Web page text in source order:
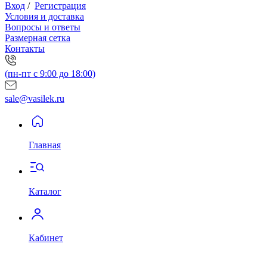
Вход / Регистрация
Условия и доставка
Вопросы и ответы
Размерная сетка
Контакты
(пн-пт с 9:00 до 18:00)
sale@vasilek.ru
Главная
Каталог
Кабинет